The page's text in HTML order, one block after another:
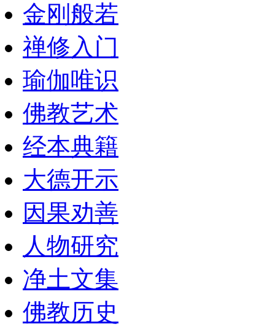
金刚般若
禅修入门
瑜伽唯识
佛教艺术
经本典籍
大德开示
因果劝善
人物研究
净土文集
佛教历史